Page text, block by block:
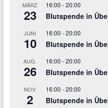
MÄRZ
23
16:00 -20:00
Blutspende in
JUNI
10
16:00 -20:00
Blutspende in
AUG.
26
16:00 -20:00
Blutspende in
NOV.
2
16:00 -20:00
Blutspende in